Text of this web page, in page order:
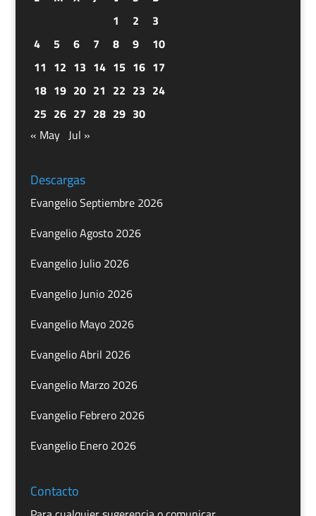
1
2
3
4
5 6 7 8 9
10
11 12 13 14 15 16 17
18 19 20 21 22 23 24
25 26 27 28 29 30
« May Jul »
Descargas
Evangelio Septiembre 2026
Evangelio Agosto 2026
Evangelio Julio 2026
Evangelio Junio 2026
Evangelio Mayo 2026
Evangelio Abril 2026
Evangelio Marzo 2026
Evangelio Febrero 2026
Evangelio Enero 2026
Contacto